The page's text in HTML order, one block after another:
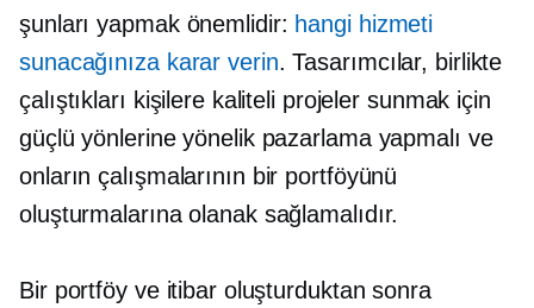
şunları yapmak önemlidir: hangi hizmeti
sunacağınıza karar verin. Tasarımcılar, birlikte
çalıştıkları kişilere kaliteli projeler sunmak için
güçlü yönlerine yönelik pazarlama yapmalı ve
onların çalışmalarının bir portföyünü
oluşturmalarına olanak sağlamalıdır.
Bir portföy ve itibar oluşturduktan sonra